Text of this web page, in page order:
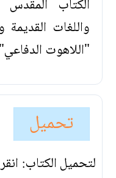
الكتاب المقدس
واللغات
"اللاهوت
تحميل
لتحميل الكتاب: